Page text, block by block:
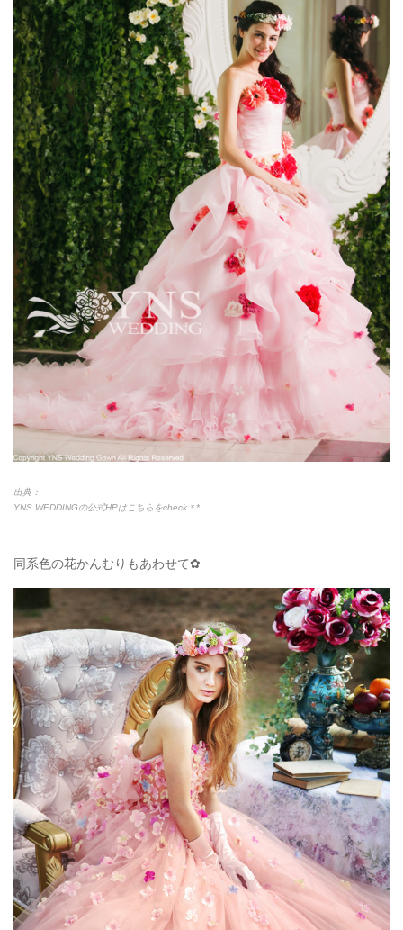
出典：
YNS WEDDINGの公式HPはこちらをcheck＊*
同系色の花かんむりもあわせて✿